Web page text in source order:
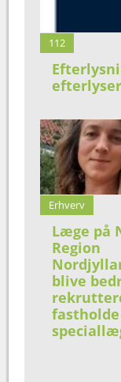
112
Erhverv
Læge på
Region
blive